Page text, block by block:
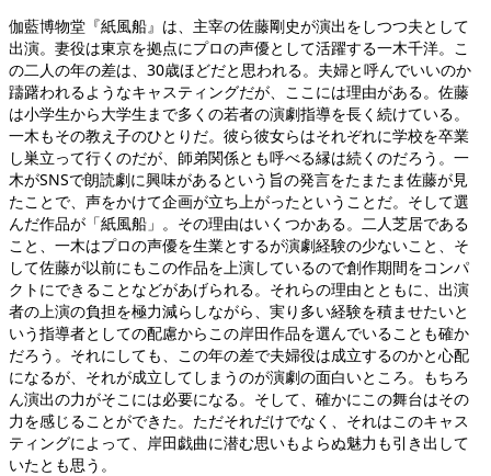
伽藍博物堂『紙風船』は、主宰の佐藤剛史が演出をしつつ夫として
出演。妻役は東京を拠点にプロの声優として活躍する一木千洋。こ
の二人の年の差は、30歳ほどだと思われる。夫婦と呼んでいいのか
躊躇われるようなキャスティングだが、ここには理由がある。佐藤
は小学生から大学生まで多くの若者の演劇指導を長く続けている。
一木もその教え子のひとりだ。彼ら彼女らはそれぞれに学校を卒業
し巣立って行くのだが、師弟関係とも呼べる縁は続くのだろう。一
木がSNSで朗読劇に興味があるという旨の発言をたまたま佐藤が見
たことで、声をかけて企画が立ち上がったということだ。そして選
んだ作品が「紙風船」。その理由はいくつかある。二人芝居である
こと、一木はプロの声優を生業とするが演劇経験の少ないこと、そ
して佐藤が以前にもこの作品を上演しているので創作期間をコンパ
クトにできることなどがあげられる。それらの理由とともに、出演
者の上演の負担を極力減らしながら、実り多い経験を積ませたいと
いう指導者としての配慮からこの岸田作品を選んでいることも確か
だろう。それにしても、この年の差で夫婦役は成立するのかと心配
になるが、それが成立してしまうのが演劇の面白いところ。もちろ
ん演出の力がそこには必要になる。そして、確かにこの舞台はその
力を感じることができた。ただそれだけでなく、それはこのキャス
ティングによって、岸田戯曲に潜む思いもよらぬ魅力も引き出して
いたとも思う。